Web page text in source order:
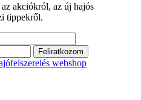
akciókról, az új hajós
tippekről.
Feliratkozom